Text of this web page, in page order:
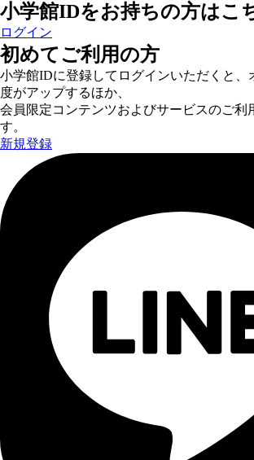
小学館IDをお持ちの方はこ
ログイン
初めてご利用の方
小学館IDに登録してログインいただくと、
度がアップするほか、
会員限定コンテンツおよびサービスのご利
す。
新規登録